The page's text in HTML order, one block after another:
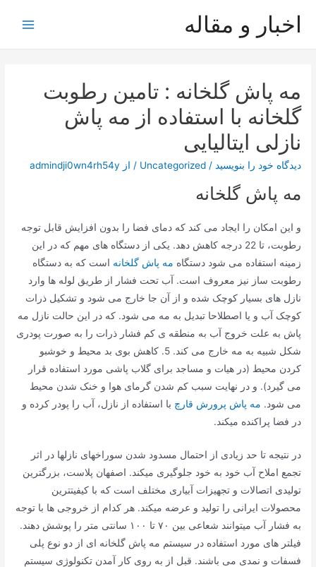
اخبار و مقاله
مه پاش گلخانه : تامین رطوبت
گلخانه با استفاده از مه پاش
نازلی ایتالیایی
دیدگاه‌ خود را بنویسید /
Uncategorized / از admindji0wn4rh54y
مه پاش گلخانه
و این امکان را ایجاد می کند که دمای فضا را بدون افزایش قابل توجه
رطوبت، تا 22 درجه کاهش دهد. یکی از دستگاه های مهم که در این
زمینه استفاده می شود دستگاه مه پاش گلخانه است که به دستگاه
رطوبت ساز نیز معروف است. آب تحت فشار از طریق لوله ها وارد
نازل های بسیار کوچک شده و از آن جا خارج می شود و تشکیل ذرات
کوچک آب و یا اصطلاحا تبدیل به مه می شود. که در این حالت نازل مه
پاش به علت خروج آب به منطقه ی کم فشار ذرات را به صورت پودری
شکل شبیه به مه خارج می کند. 5. کاهش بوی بد محیط و خوشبو
کردن محیط (در هیات و مساجد برای گلاب پاشی مورد استفاده قرار
می گیرد). و در نهایت سبب کم شدن گرمای هوا و خنک شدن محیط
می شود. مه پاش پرورش قارچ با استفاده از نازل، آب را پودر کرده و
در فضا پراکنده میکند.
در نتیجه تا حد زیادی از احتمال مسدود شدن سوراخهای نازلها در اثر
تجمع املاح آب خود به خود جلوگیری میکند. اصفهان پلاست، بزرگترین
تولیدی اتصالات و تجهیزات آبیاری مختلف است که با کیفیتترین
محصولات ایرانی را تولید و عرضه میکند. هر کدام از خروجی ها با توجه
به فشار آب میتوانند شعاعی بین ۷۰ تا ۱۰۰ سانتی متر را پوشش دهند.
فیلتر های مورد استفاده در سیستم مه پاش گلخانه ای از دو نوع پلی
فسفات و نمدی می باشند. قبل از به روی کار آمدن تکنولوژی سیستم